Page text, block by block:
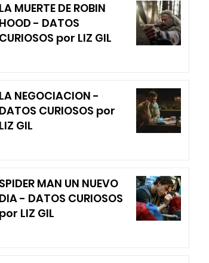
LA MUERTE DE ROBIN
HOOD - DATOS
CURIOSOS por LIZ GIL
LA NEGOCIACION -
DATOS CURIOSOS por
LIZ GIL
SPIDER MAN UN NUEVO
DIA - DATOS CURIOSOS
por LIZ GIL